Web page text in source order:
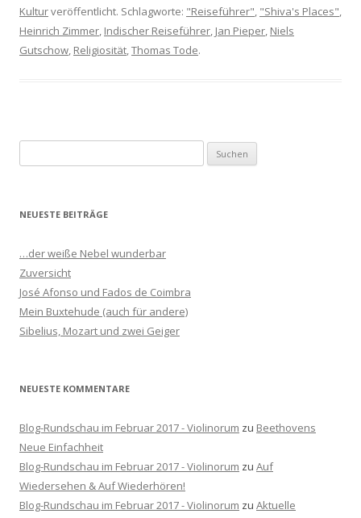
Kulturveröffentlicht. Schlagworte: "Reiseführer", "Shiva's Places",
Heinrich Zimmer, Indischer Reiseführer, Jan Pieper, Niels
Gutschow, Religiosität,Thomas Tode.
u
h
n
a
c
h
NEUESTE BEITRÄGE
…der weiße Nebel wunderbar
Zuversicht
José Afonso und Fados de Coimbra
Mein Buxtehude (auch für andere)
Sibelius, Mozart und zwei Geiger
NEUESTE KOMMENTARE
Blog-Rundschau im Februar 2017 - Violinorum zu Beethovens
Neue Einfachheit
Blog-Rundschau im Februar 2017 - Violinorum zu Auf
Wiedersehen & Auf Wiederhören!
Blog-Rundschau im Februar 2017 - Violinorum zu Aktuelle